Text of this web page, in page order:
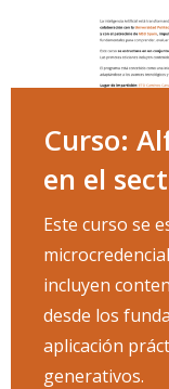
Curso:
en el
Este curso se
incluyen
desde los
aplicación
generativos.